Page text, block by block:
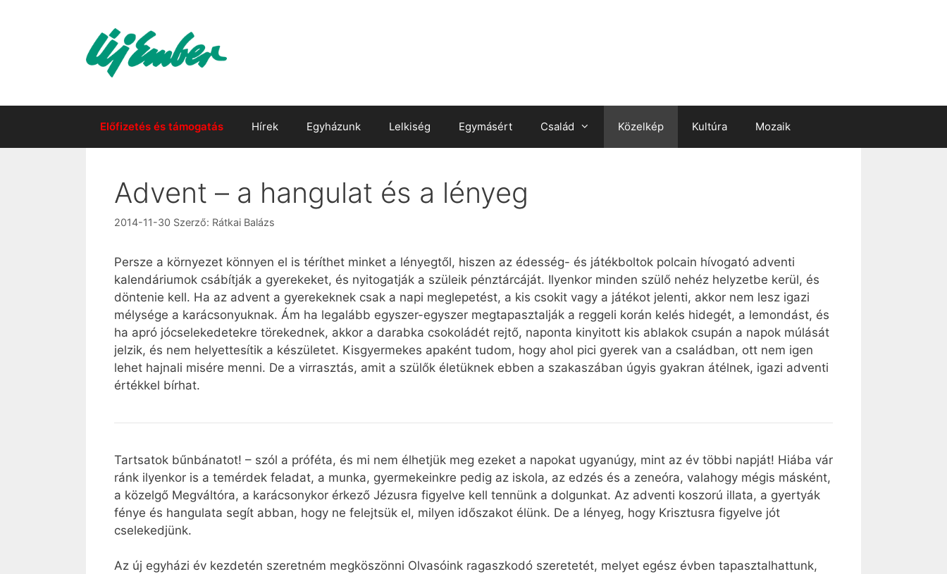
Előfizetés és támogatás Hírek Egyházunk Lelkiség Egymásért Család Közelkép Kultúra Mozaik
Advent – a hangulat és a lényeg
2014-11-30 Szerző: Rátkai Balázs
Persze a környezet könnyen el is téríthet minket a lényegtől, hiszen az édesség- és játékboltok polcain hívogató adventi
kalendáriumok csábítják a gyerekeket, és nyitogatják a szüleik pénztárcáját. Ilyenkor minden szülő nehéz helyzetbe kerül, és
döntenie kell. Ha az advent a gyerekeknek csak a napi meglepetést, a kis csokit vagy a játékot jelenti, akkor nem lesz igazi
mélysége a karácsonyuknak. Ám ha legalább egyszer-egyszer megtapasztalják a reggeli korán kelés hidegét, a lemondást, és
ha apró jócselekedetekre törekednek, akkor a darabka csokoládét rejtő, naponta kinyitott kis ablakok csupán a napok múlását
jelzik, és nem helyettesítik a készületet. Kisgyermekes apaként tudom, hogy ahol pici gyerek van a családban, ott nem igen
lehet hajnali misére menni. De a virrasztás, amit a szülők életüknek ebben a szakaszában úgyis gyakran átélnek, igazi adventi
értékkel bírhat.
Tartsatok bűnbánatot! – szól a próféta, és mi nem élhetjük meg ezeket a napokat ugyanúgy, mint az év többi napját! Hiába vár
ránk ilyenkor is a temérdek feladat, a munka, gyermekeinkre pedig az iskola, az edzés és a zeneóra, valahogy mégis másként,
a közelgő Megváltóra, a karácsonykor érkező Jézusra figyelve kell tennünk a dolgunkat. Az adventi koszorú illata, a gyertyák
fénye és hangulata segít abban, hogy ne felejtsük el, milyen időszakot élünk. De a lényeg, hogy Krisztusra figyelve jót
cselekedjünk.
Az új egyházi év kezdetén szeretném megköszönni Olvasóink ragaszkodó szeretetét, melyet egész évben tapasztalhattunk,